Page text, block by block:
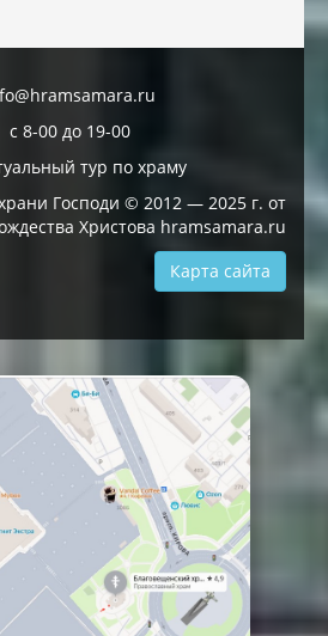
с 8-00 до 19-00
тур по храму
Господи © 2012 — 2025 г. от
Христова hramsamara.ru
Карта сайта